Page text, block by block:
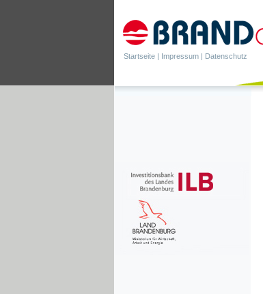
Startseite | Impressum | Datenschutz